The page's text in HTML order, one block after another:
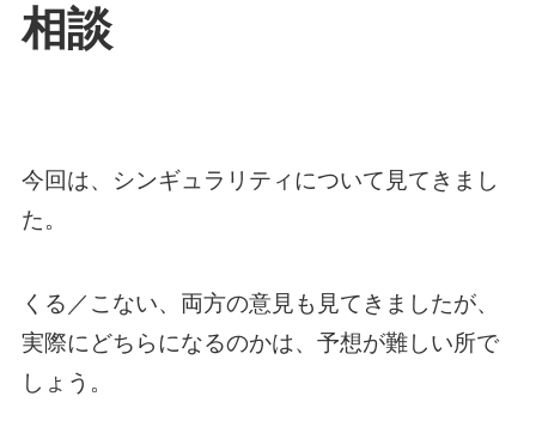
相談
今回は、シンギュラリティについて見てきまし
た。
くる／こない、両方の意見も見てきましたが、
実際にどちらになるのかは、予想が難しい所で
しょう。